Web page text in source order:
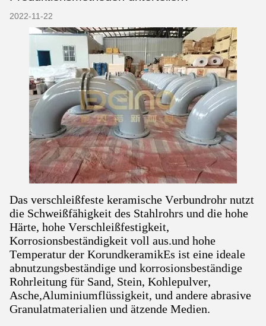
2022-11-22
Das verschleißfeste keramische Verbundrohr nutzt
die Schweißfähigkeit des Stahlrohrs und die hohe
Härte, hohe Verschleißfestigkeit,
Korrosionsbeständigkeit voll aus.und hohe
Temperatur der KorundkeramikEs ist eine ideale
abnutzungsbeständige und korrosionsbeständige
Rohrleitung für Sand, Stein, Kohlepulver,
Asche,Aluminiumflüssigkeit, und andere abrasive
Granulatmaterialien und ätzende Medien.